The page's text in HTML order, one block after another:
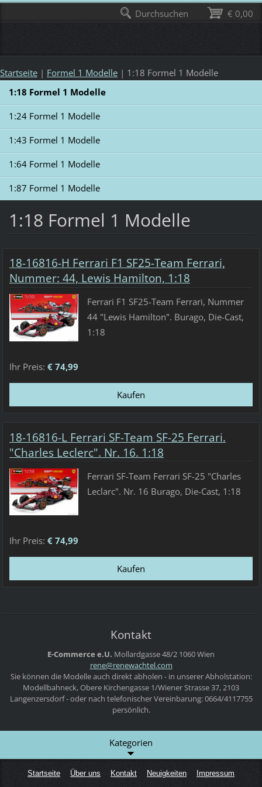
Startseite | Formel 1 Modelle | 1:18 Formel 1 Modelle
1:18 Formel 1 Modelle
1:24 Formel 1 Modelle
1:43 Formel 1 Modelle
1:64 Formel 1 Modelle
1:87 Formel 1 Modelle
1:18 Formel 1 Modelle
18-16816-H Ferrari F1 SF25-Team Ferrari,
Nummer: 44, Lewis Hamilton, 1:18
Ferrari F1 SF25-Team Ferrari, Nummer
44 "Lewis Hamilton". Burago, Die-Cast,
1:18
Ihr Preis: € 74,99
18-16816-L Ferrari SF-Team SF-25 Ferrari.
"Charles Leclerc". Nr. 16. 1:18
Ferrari SF-Team Ferrari SF-25 "Charles
Leclarc". Nr. 16 Burago, Die-Cast, 1:18
Ihr Preis: € 74,99
Kontakt
E-Commerce e.U. Mollardgasse 48/2 1060 Wien
rene@renewachtel.com
Sie können die Modelle auch direkt abholen - in unserer Abholstation:
Modellbahneck, Obere Kirchengasse 1/Wiener Strasse 37, 2103
Langenzersdorf - oder nach telefonischer Vereinbarung: 0664/4117755
persönlich.
Kategorien
Startseite Über uns Kontakt Neuigkeiten Impressum
€ 0,00
Durchsuchen